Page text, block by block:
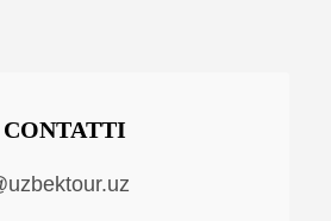
CONTATTI